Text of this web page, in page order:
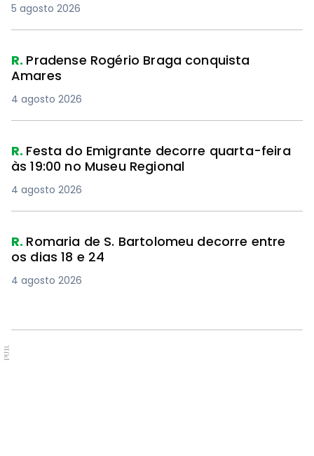
5 agosto 2026
R. Pradense Rogério Braga conquista
Amares
4 agosto 2026
R. Festa do Emigrante decorre quarta-feira
às 19:00 no Museu Regional
4 agosto 2026
R. Romaria de S. Bartolomeu decorre entre
os dias 18 e 24
4 agosto 2026
PUB.